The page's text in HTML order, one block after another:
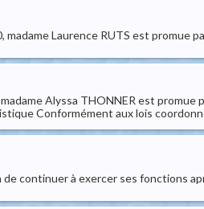
Laurence RUTS est promue
Alyssa THONNER est
Conformément aux lois
continuer à exercer ses fonctions